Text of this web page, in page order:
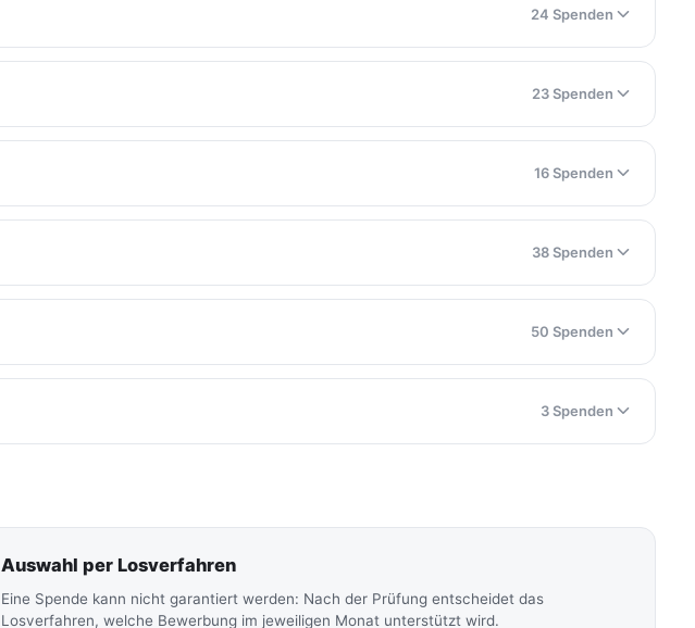
24 Spenden
23 Spenden
16 Spenden
38 Spenden
50 Spenden
3 Spenden
Auswahl per Losverfahren
Eine Spende kann nicht garantiert werden: Nach der Prüfung entscheidet das
Losverfahren, welche Bewerbung im jeweiligen Monat unterstützt wird.